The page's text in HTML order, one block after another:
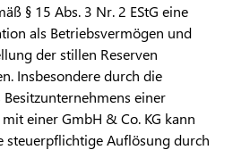
§ 15 Abs. 3 Nr. 2 EStG eine
als Betriebsvermögen und
der stillen Reserven
Insbesondere durch die
Besitzunternehmens einer
einer GmbH & Co. KG kann
steuerpflichtige Auflösung durch